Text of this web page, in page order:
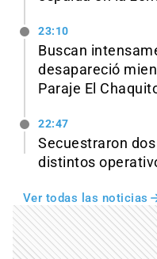
23:10
Buscan
desapareció
Paraje El
22:47
Secuestraron
distintos
Ver todas las noticias